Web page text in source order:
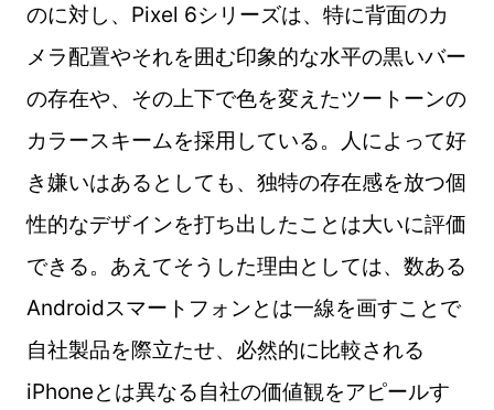
のに対し、Pixel 6シリーズは、特に背面のカ
メラ配置やそれを囲む印象的な水平の黒いバー
の存在や、その上下で色を変えたツートーンの
カラースキームを採用している。人によって好
き嫌いはあるとしても、独特の存在感を放つ個
性的なデザインを打ち出したことは大いに評価
できる。あえてそうした理由としては、数ある
Androidスマートフォンとは一線を画すことで
自社製品を際立たせ、必然的に比較される
iPhoneとは異なる自社の価値観をアピールす